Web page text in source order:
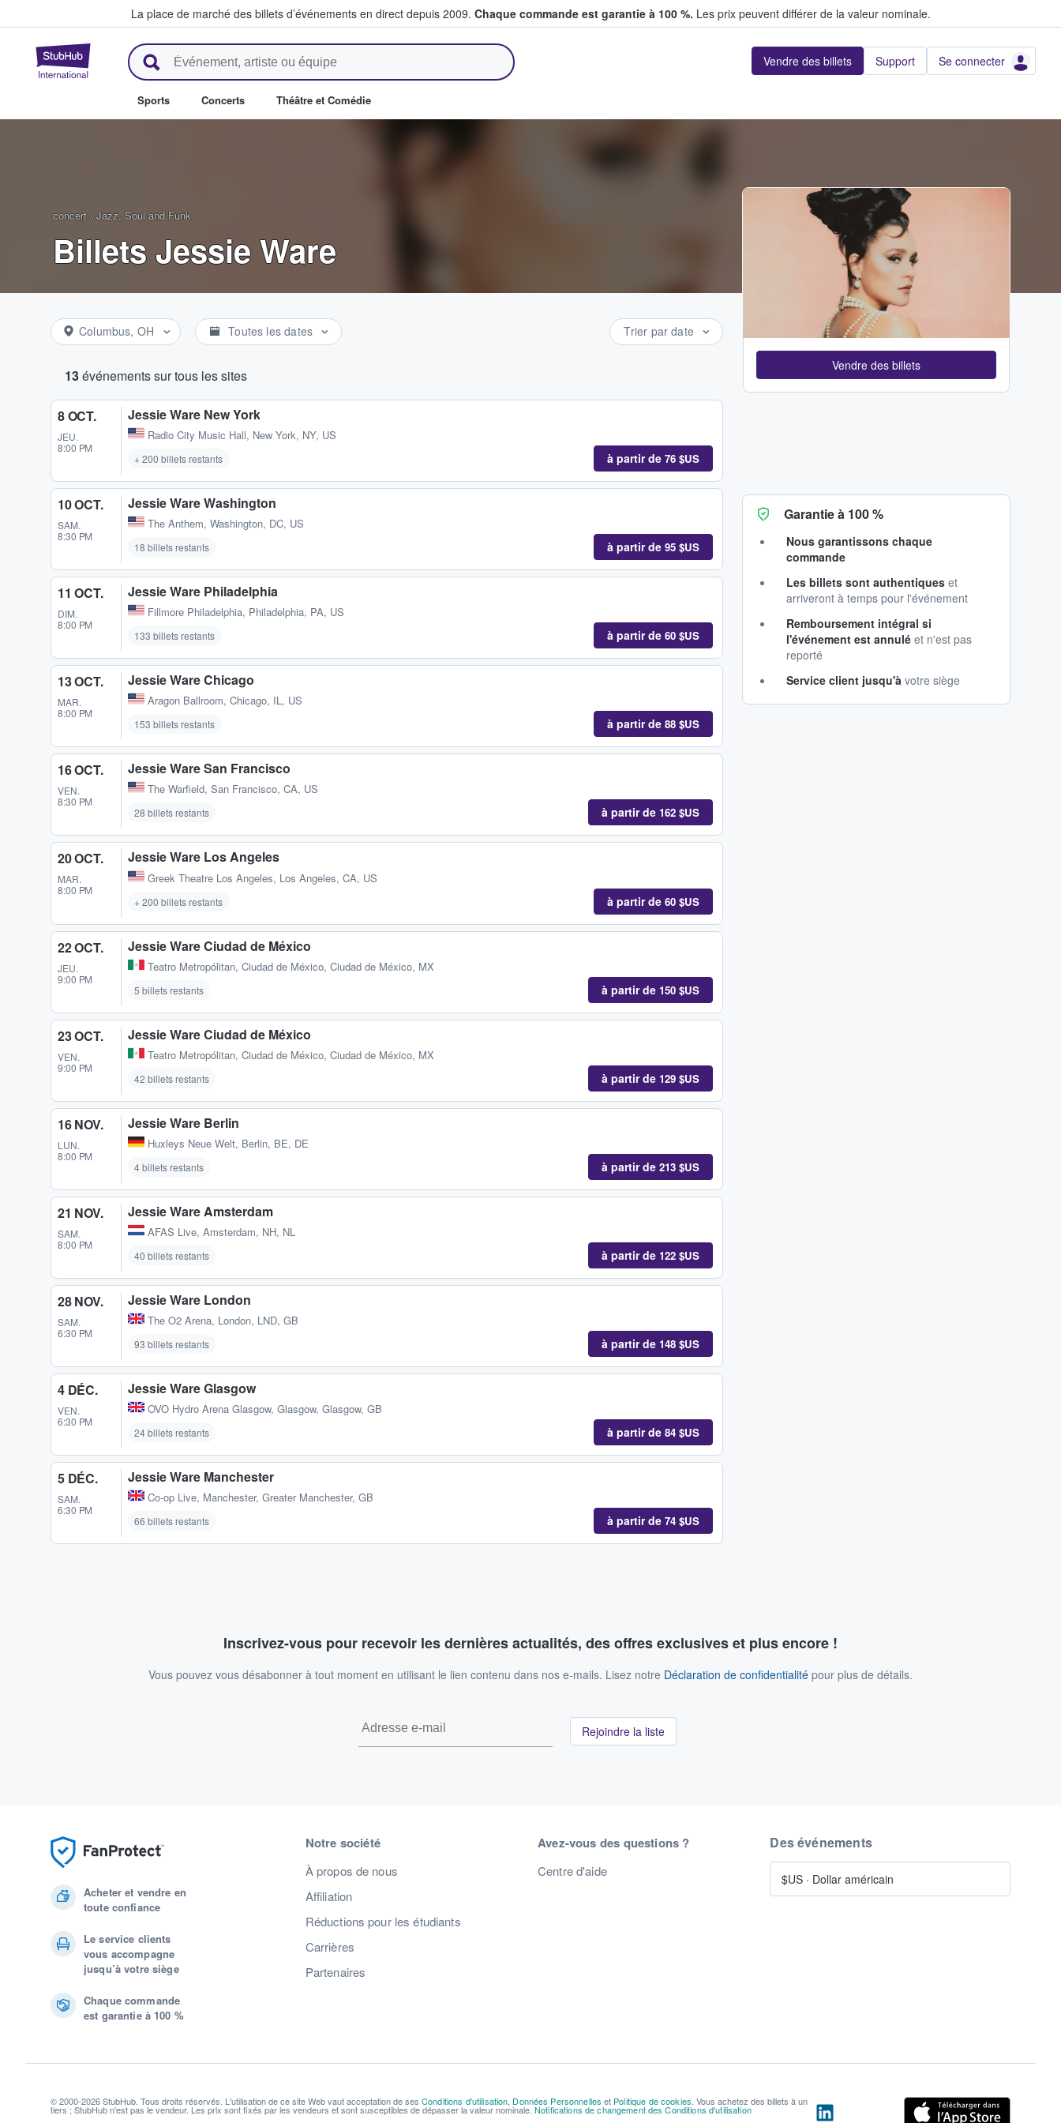
La place de marché des billets d’événements en direct depuis 2009. Chaque commande est garantie à 100 %. Les prix peuvent différer de la valeur nominale.
StubHub - Où les fans achètent et vendent des billets Vendre des billets Support Se connecter
Sports Concerts Théâtre et Comédie
concert / Jazz, Soul and Funk
Billets Jessie Ware
Columbus, OH Toutes les dates Trier par date
13événements sur tous les sites
8 OCT.
JEU.
8:00 PM
Jessie Ware New York
Radio City Music Hall, New York, NY, US
+ 200 billets restants à partir de 76 $US
10 OCT.
SAM.
8:30 PM
Jessie Ware Washington
The Anthem, Washington, DC, US
18 billets restants à partir de 95 $US
11 OCT.
DIM.
8:00 PM
Jessie Ware Philadelphia
Fillmore Philadelphia, Philadelphia, PA, US
133 billets restants à partir de 60 $US
13 OCT.
MAR.
8:00 PM
Jessie Ware Chicago
Aragon Ballroom, Chicago, IL, US
153 billets restants à partir de 88 $US
16 OCT.
VEN.
8:30 PM
Jessie Ware San Francisco
The Warfield, San Francisco, CA, US
28 billets restants à partir de 162 $US
20 OCT.
MAR.
8:00 PM
Jessie Ware Los Angeles
Greek Theatre Los Angeles, Los Angeles, CA, US
+ 200 billets restants à partir de 60 $US
22 OCT.
JEU.
9:00 PM
Jessie Ware Ciudad de México
Teatro Metropólitan, Ciudad de México, Ciudad de México, MX
5 billets restants à partir de 150 $US
23 OCT.
VEN.
9:00 PM
Jessie Ware Ciudad de México
Teatro Metropólitan, Ciudad de México, Ciudad de México, MX
42 billets restants à partir de 129 $US
16 NOV.
LUN.
8:00 PM
Jessie Ware Berlin
Huxleys Neue Welt, Berlin, BE, DE
4 billets restants à partir de 213 $US
21 NOV.
SAM.
8:00 PM
Jessie Ware Amsterdam
AFAS Live, Amsterdam, NH, NL
40 billets restants à partir de 122 $US
28 NOV.
SAM.
6:30 PM
Jessie Ware London
The O2 Arena, London, LND, GB
93 billets restants à partir de 148 $US
4 DÉC.
VEN.
6:30 PM
Jessie Ware Glasgow
OVO Hydro Arena Glasgow, Glasgow, Glasgow, GB
24 billets restants à partir de 84 $US
5 DÉC.
SAM.
6:30 PM
Jessie Ware Manchester
Co-op Live, Manchester, Greater Manchester, GB
66 billets restants à partir de 74 $US
Vendre des billets
Garantie à 100 %
Nous garantissons chaque
commande
Les billets sont authentiques et
arriveront à temps pour l'événement
Remboursement intégral si
l'événement est annulé et n'est pas
reporté
Service client jusqu'à votre siège
Inscrivez-vous pour recevoir les dernières actualités, des offres exclusives et plus encore !
Vous pouvez vous désabonner à tout moment en utilisant le lien contenu dans nos e-mails. Lisez notre Déclaration de confidentialité pour plus de détails.
Rejoindre la liste
Acheter et vendre en
toute confiance
Le service clients
vous accompagne
jusqu’à votre siège
Chaque commande
est garantie à 100 %
Notre société
À propos de nous
Affiliation
Réductions pour les étudiants
Carrières
Partenaires
Avez-vous des questions ?
Centre d'aide
Des événements
$US · Dollar américain
© 2000-2026 StubHub. Tous droits réservés. L'utilisation de ce site Web vaut acceptation de ses Conditions d'utilisation Données Personnelles et Politique de cookies . Vous achetez des billets à un
tiers ; StubHub n'est pas le vendeur. Les prix sont fixés par les vendeurs et sont susceptibles de dépasser la valeur nominale.Notifications de changement des Conditions d'utilisation